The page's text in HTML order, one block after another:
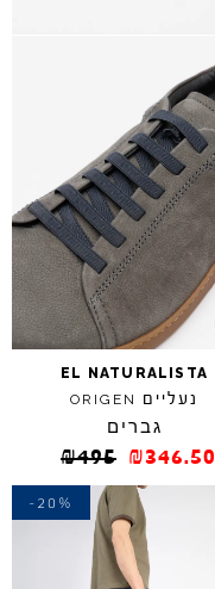
EL NATURALISTA
נעליים ORIGEN
גברים
₪495 ₪346.50
-20%